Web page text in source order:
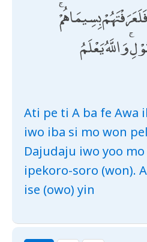
بِسِيمَاهُمْ
وَاللَّهُ يَعْلَمُ
Ati pe ti A ba fe Awa
iwo iba si mo won
Dajudaju iwo yoo
ipekoro-soro (won).
ise (owo) yin